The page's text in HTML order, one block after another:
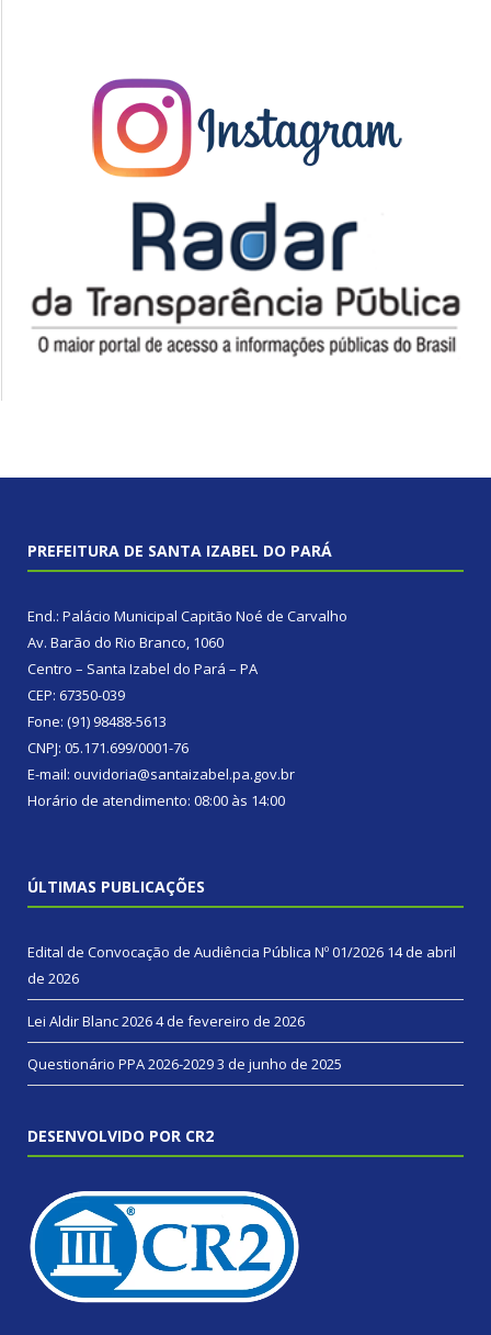
PREFEITURA DE SANTA IZABEL DO PARÁ
End.: Palácio Municipal Capitão Noé de Carvalho
Av. Barão do Rio Branco, 1060
Centro – Santa Izabel do Pará – PA
CEP: 67350-039
Fone: (91) 98488-5613
CNPJ: 05.171.699/0001-76
E-mail: ouvidoria@santaizabel.pa.gov.br
Horário de atendimento: 08:00 às 14:00
ÚLTIMAS PUBLICAÇÕES
Edital de Convocação de Audiência Pública Nº 01/2026 14 de abril
de 2026
Lei Aldir Blanc 20264 de fevereiro de 2026
Questionário PPA 2026-20293 de junho de 2025
DESENVOLVIDO POR CR2